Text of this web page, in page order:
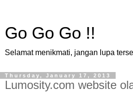
Go Go Go !!
Selamat menikmati, jangan lupa
Thursday, January 17, 2013
Lumosity.com website